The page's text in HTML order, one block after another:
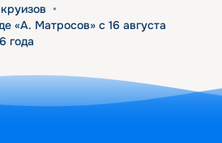
•
«А. Матросов» с 16 августа
года